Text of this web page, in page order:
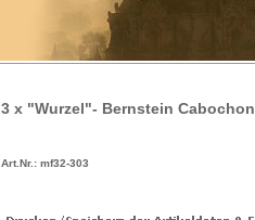
3 x "Wurzel"- Bernstein Cabochon
Art.Nr.: mf32-303